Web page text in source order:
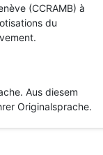
(CCRAMB) à
du
Aus diesem
Originalsprache.